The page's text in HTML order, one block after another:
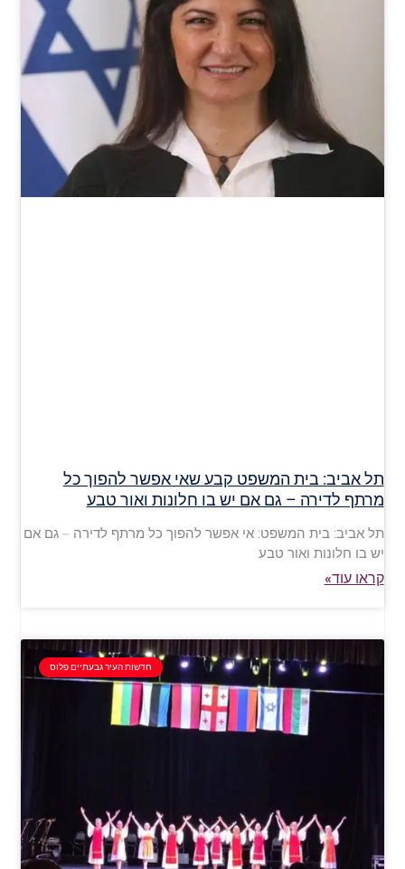
תל אביב: בית המשפט קבע שאי אפשר להפוך כל
מרתף לדירה – גם אם יש בו חלונות ואור טבע
תל אביב: בית המשפט: אי אפשר להפוך כל מרתף לדירה – גם אם
יש בו חלונות ואור טבע
קראו עוד»
חדשות העיר גבעתיים פלוס